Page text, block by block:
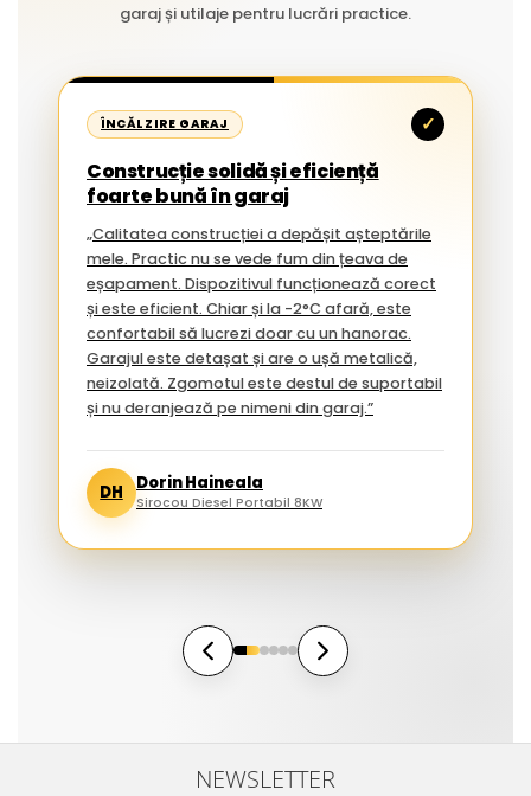
garaj și utilaje pentru lucrări practice.
ÎNCĂLZIRE GARAJ ✓
Construcție solidă și eficiență
foarte bună în garaj
„Calitatea construcției a depășit așteptările
mele. Practic nu se vede fum din țeava de
eșapament. Dispozitivul funcționează corect
și este eficient. Chiar și la -2°C afară, este
confortabil să lucrezi doar cu un hanorac.
Garajul este detașat și are o ușă metalică,
neizolată. Zgomotul este destul de suportabil
și nu deranjează pe nimeni din garaj.”
DH Dorin Haineala
Sirocou Diesel Portabil 8KW
NEWSLETTER